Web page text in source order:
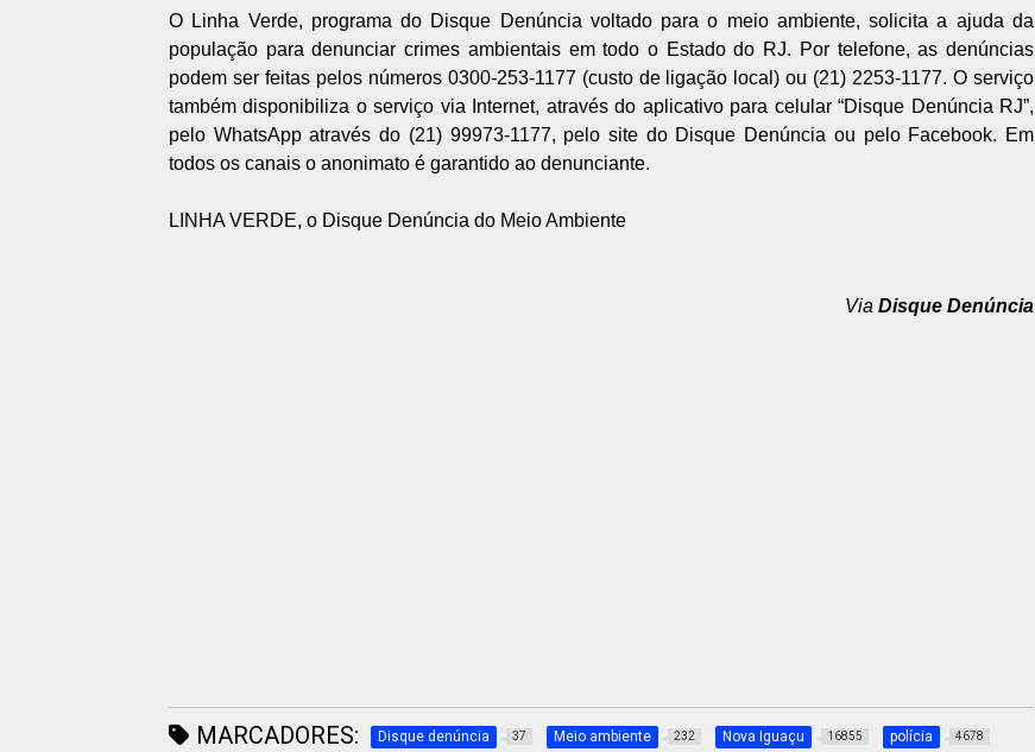
O Linha Verde, programa do Disque Denúncia voltado para o meio ambiente, solicita a ajuda da
população para denunciar crimes ambientais em todo o Estado do RJ. Por telefone, as denúncias
podem ser feitas pelos números 0300-253-1177 (custo de ligação local) ou (21) 2253-1177. O serviço
também disponibiliza o serviço via Internet, através do aplicativo para celular “Disque Denúncia RJ”,
pelo WhatsApp através do (21) 99973-1177, pelo site do Disque Denúncia ou pelo Facebook. Em
todos os canais o anonimato é garantido ao denunciante.
LINHA VERDE, o Disque Denúncia do Meio Ambiente
Via Disque Denúncia
MARCADORES: Disque denúncia 37 Meio ambiente 232 Nova Iguaçu 16855 polícia 4678